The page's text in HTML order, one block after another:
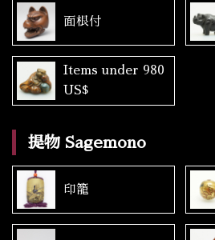
面根付
Items under 980
US$
提物 Sagemono
印籠